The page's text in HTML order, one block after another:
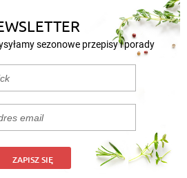
sezonowe przepisy i porady
ZAPISZ SIĘ